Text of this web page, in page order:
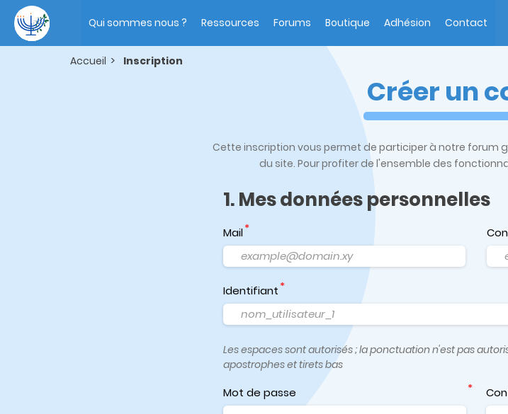
contenu
principal
navigation
Qui sommes nous ? Ressources Forums Boutique Adhésion Contact
Accueil Inscription
Créer un
Cette inscription vous permet de participer à notre forum
du site. Pour profiter de l'ensemble des
1. Mes données personnelles
Mail
Identifiant
Les espaces sont autorisés ; la ponctuation n'est pas
apostrophes et tirets bas
Mot de passe